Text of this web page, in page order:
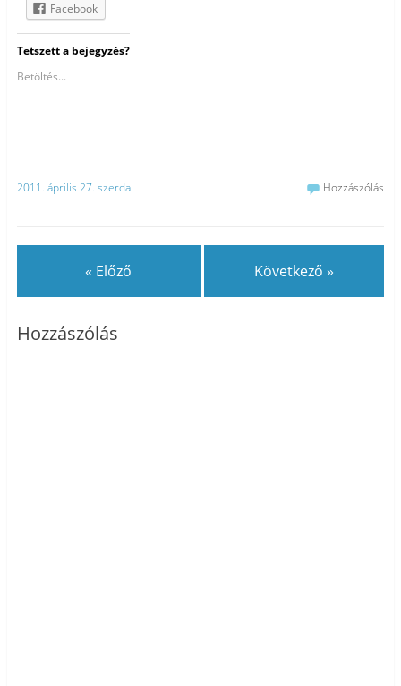
Facebook
Tetszett a bejegyzés?
Betöltés...
2011. április 27. szerda Hozzászólás
« Előző Következő »
Hozzászólás